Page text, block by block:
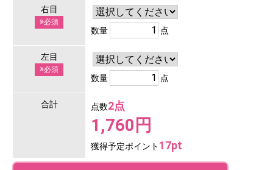
右目
※必須
数量 点
左目
※必須
数量 点
合計 点数2点
1,760円
獲得予定ポイント 17pt